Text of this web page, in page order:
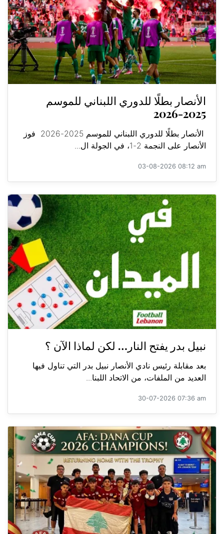
الأنصار بطلًا للدوري اللبناني للموسم
2025-2026
الأنصار بطلًا للدوري اللبناني للموسم 2025-2026 فوز
الأنصار على النجمة 2-1، في الجولة ال...
03-08-2026 08:12 am
نبيل بدر يفتح النار… لكن لماذا الآن ؟
بعد مقابلة رئيس نادي الأنصار نبيل بدر التي تناول فيها
العديد من الملفات، من الاتحاد اللبنا...
30-07-2026 07:36 am